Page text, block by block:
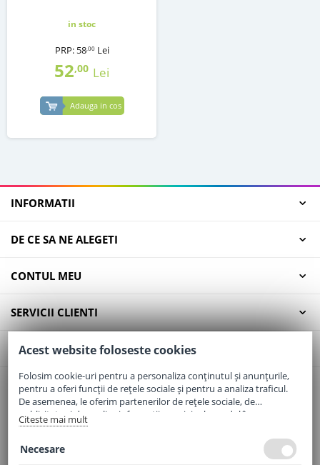
in stoc
PRP: 58,00 Lei
52,00 Lei
Adauga in cos
INFORMATII
DE CE SA NE ALEGETI
CONTUL MEU
SERVICII CLIENTI
CONTACT
Email:office@elaptepraf.ro
Telefon:0745-964-449
Adresa:Sos. Borsului, Nr. 20, Oradea, Jud. Bihor
Acest website foloseste cookies
Folosim cookie-uri pentru a personaliza conținutul și anunțurile,
pentru a oferi funcții de rețele sociale și pentru a analiza traficul.
De asemenea, le oferim partenerilor de rețele sociale, de
publicitate și de analize informații cu privire la modul în care
folosiți site-ul nostru. Aceștia le pot combina cu alte informații
Citeste mai mult
Necesare